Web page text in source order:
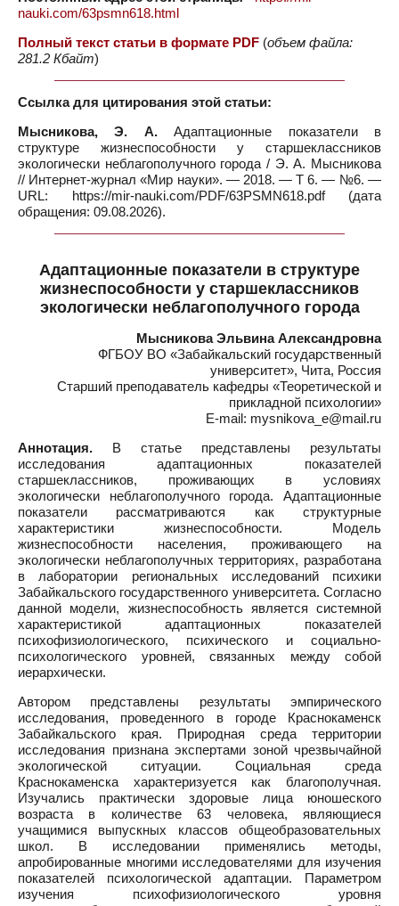
nauki.com/63psmn618.html
Полный текст статьи в формате PDF (объем файла:
281.2 Кбайт)
Ссылка для цитирования этой статьи:
Мысникова, Э. А.Адаптационные показатели в
структуре жизнеспособности у старшеклассников
экологически неблагополучного города / Э. А. Мысникова
// Интернет-журнал «Мир науки». — 2018. — Т 6. — №6. —
URL: https://mir-nauki.com/PDF/63PSMN618.pdf (дата
обращения: 09.08.2026).
Адаптационные показатели в структуре
жизнеспособности у старшеклассников
экологически неблагополучного города
Мысникова Эльвина Александровна
ФГБОУ ВО «Забайкальский государственный
университет», Чита, Россия
Старший преподаватель кафедры «Теоретической и
прикладной психологии»
E-mail: mysnikova_e@mail.ru
Аннотация. В статье представлены результаты
исследования адаптационных показателей
старшеклассников, проживающих в условиях
экологически неблагополучного города. Адаптационные
показатели рассматриваются как структурные
характеристики жизнеспособности. Модель
жизнеспособности населения, проживающего на
экологически неблагополучных территориях, разработана
в лаборатории региональных исследований психики
Забайкальского государственного университета. Согласно
данной модели, жизнеспособность является системной
характеристикой адаптационных показателей
психофизиологического, психического и социально-
психологического уровней, связанных между собой
иерархически.
Автором представлены результаты эмпирического
исследования, проведенного в городе Краснокаменск
Забайкальского края. Природная среда территории
исследования признана экспертами зоной чрезвычайной
экологической ситуации. Социальная среда
Краснокаменска характеризуется как благополучная.
Изучались практически здоровые лица юношеского
возраста в количестве 63 человека, являющиеся
учащимися выпускных классов общеобразовательных
школ. В исследовании применялись методы,
апробированные многими исследователями для изучения
показателей психологической адаптации. Параметром
изучения психофизиологического уровня